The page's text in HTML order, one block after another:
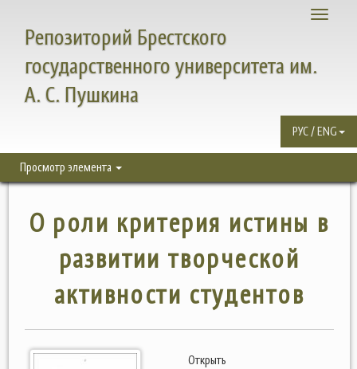
Toggle
Репозиторий Брестского
государственного университета им.
А. С. Пушкина
РУС / ENG
Просмотр элемента
О роли критерия истины в
развитии творческой
активности студентов
Открыть